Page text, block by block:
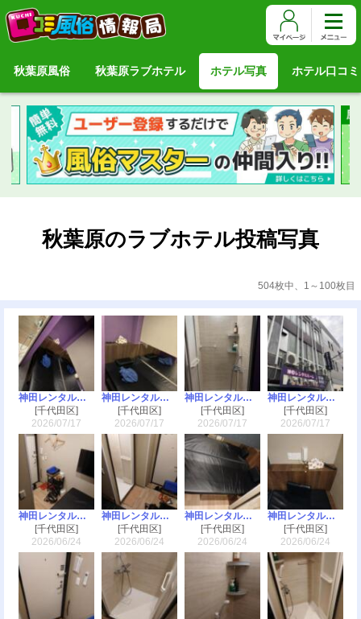
秋葉原風俗 秋葉原ラブホテル ホテル写真 ホテル口コミ
秋葉原のラブホテル投稿写真
504枚中、1～100枚目
神田レンタルルーム
[千代田区]
2026/07/17
神田レンタルルーム
[千代田区]
2026/07/17
神田レンタルルーム
[千代田区]
2026/07/17
神田レンタルルーム
[千代田区]
2026/07/17
神田レンタルルーム
[千代田区]
2026/06/24
神田レンタルルーム
[千代田区]
2026/06/24
神田レンタルルーム
[千代田区]
2026/06/24
神田レンタルルーム
[千代田区]
2026/06/24